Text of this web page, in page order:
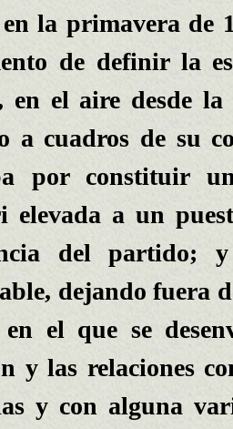
la primavera de
de definir la
en el aire desde la
a cuadros de su
por constituir
a un
del partido;
dejando fuera
en el que se
y las relaciones
y con alguna